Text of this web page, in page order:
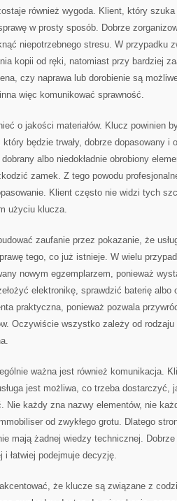
również wygoda. Klient, który
w prosty sposób. Dobrze
niepotrzebnego stresu. W przypadku
kopii od ręki, natomiast przy bardziej
czy naprawa lub dorobienie są
więc komunikować sprawność.
o jakości materiałów. Klucz powinien
będzie trwały, dobrze dopasowany i
albo niedokładnie obrobiony
zamek. Z tego powodu
Klient często nie widzi tych
użyciu klucza.
zaufanie przez pokazanie, że
tego, co już istnieje. W wielu
nowym egzemplarzem, ponieważ
elektronikę, sprawdzić baterię albo
praktyczna, ponieważ pozwala
Oczywiście wszystko zależy od
ważna jest również komunikacja.
jest możliwa, co trzeba dostarczyć,
Nie każdy zna nazwy elementów, nie
od zwykłego grotu. Dlatego
mają żadnej wiedzy technicznej. Dobrze
i łatwiej podejmuje decyzję.
że klucze są związane z